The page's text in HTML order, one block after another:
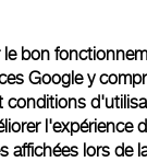
bon
Google y
conditions
l'expérience
affichées lors de